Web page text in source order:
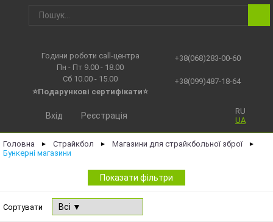
Години роботи call-центра
Пн - Пт 9.00 - 18.00
Сб 10.00 - 15.00
⭐Подарункові сертифікати⭐
+38(068)283-00-60
+38(099)487-18-64
RU
UA
Вхід Реєстрація
Головна ► Страйкбол ► Магазини для страйкбольної зброї ►
Бункерні магазини
Показати фільтри
Сортувати